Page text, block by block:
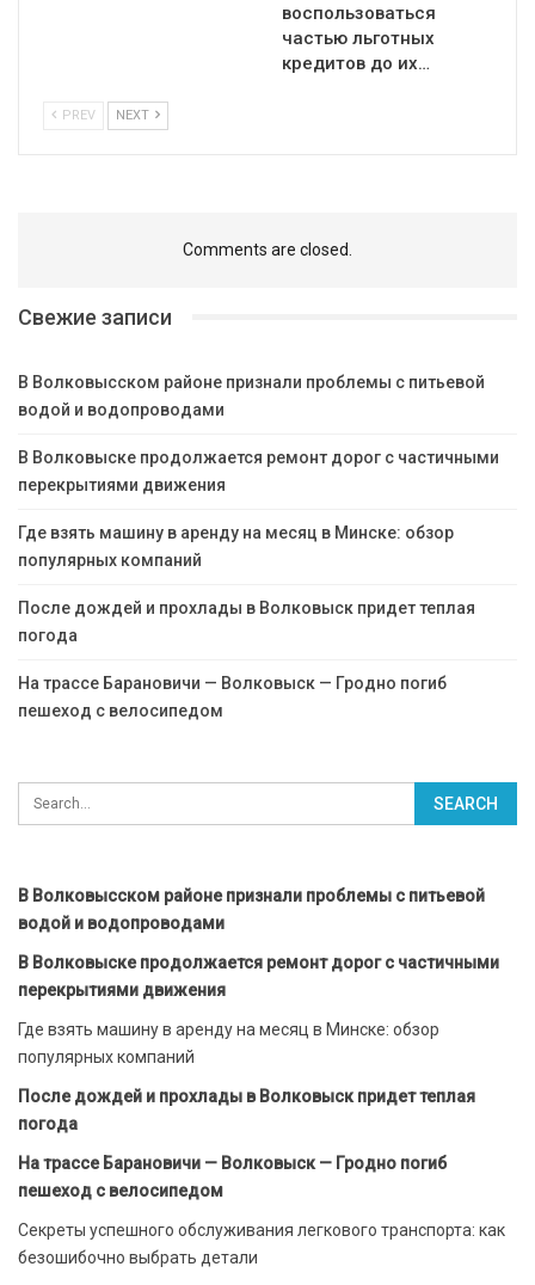
воспользоваться
частью льготных
кредитов до их…
PREV NEXT
Comments are closed.
Свежие записи
В Волковысском районе признали проблемы с питьевой
водой и водопроводами
В Волковыске продолжается ремонт дорог с частичными
перекрытиями движения
Где взять машину в аренду на месяц в Минске: обзор
популярных компаний
После дождей и прохлады в Волковыск придет теплая
погода
На трассе Барановичи — Волковыск — Гродно погиб
пешеход с велосипедом
В Волковысском районе признали проблемы с питьевой
водой и водопроводами
В Волковыске продолжается ремонт дорог с частичными
перекрытиями движения
Где взять машину в аренду на месяц в Минске: обзор
популярных компаний
После дождей и прохлады в Волковыск придет теплая
погода
На трассе Барановичи — Волковыск — Гродно погиб
пешеход с велосипедом
Секреты успешного обслуживания легкового транспорта: как
безошибочно выбрать детали